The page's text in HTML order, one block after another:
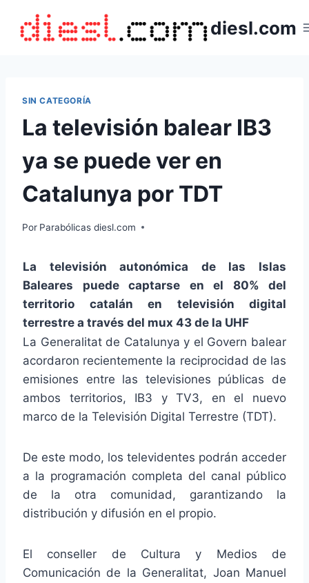
contenido
diesl.com
SIN CATEGORÍA
La televisión balear IB3
ya se puede ver en
Catalunya por TDT
Por Parabólicas diesl.com
La televisión autonómica de las Islas
Baleares puede captarse en el 80% del
territorio catalán en televisión digital
terrestre a través del mux 43 de la UHF
La Generalitat de Catalunya y el Govern balear
acordaron recientemente la reciprocidad de las
emisiones entre las televisiones públicas de
ambos territorios, IB3 y TV3, en el nuevo
marco de la Televisión Digital Terrestre (TDT).
De este modo, los televidentes podrán acceder
a la programación completa del canal público
de la otra comunidad, garantizando la
distribución y difusión en el propio.
El conseller de Cultura y Medios de
Comunicación de la Generalitat, Joan Manuel